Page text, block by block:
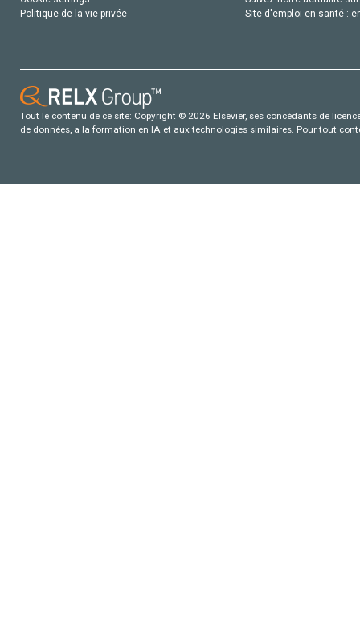
Politique de la vie privée
Site d'emploi en santé :
Tout le contenu de ce site: Copyright © 2026 Elsevier, ses concédants de
de données, a la formation en IA et aux technologies similaires. Pour tout